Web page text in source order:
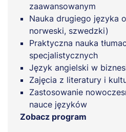
zaawansowanym
Nauka drugiego języka
norweski, szwedzki)
Praktyczna nauka
specjalistycznych
Język angielski w
Zajęcia z literatury i
Zastosowanie
nauce języków
Zobacz program